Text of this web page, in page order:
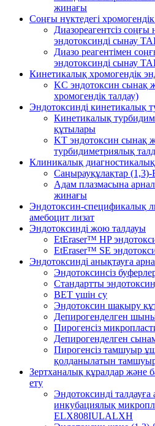
жинағы
Соңғы нүктедегі
Диазореагентсіз соңғы
эндотоксинді сынау
Диазо реагентімен
эндотоксинді сынау
Кинетикалық хромогендік
KC эндотоксин сынақ
хромогендік талдау)
Эндотоксинді кинетикалық
Кинетикалық
құтылары
KT эндотоксин сынақ
турбидиметриялық
Клиникалық диагностикалық
Саңырауқұлақтар
Адам плазмасына
жинағы
Эндотоксин-спецификалық
амебоцит лизат
Эндотоксинді жою талдауы
EtEraser™ HP
EtEraser™ SE
Эндотоксинді анықтауға
Эндотоксинсіз
Стандартты
BET үшін су
Эндотоксин шақыру
Депирогенделген
Пирогенсіз
Депирогенделген
Пирогенсіз тамшуыр
қолданылатын
Зертханалық құралдар және
ету
Эндотоксинді
инкубациялық
ELX808IULALXH